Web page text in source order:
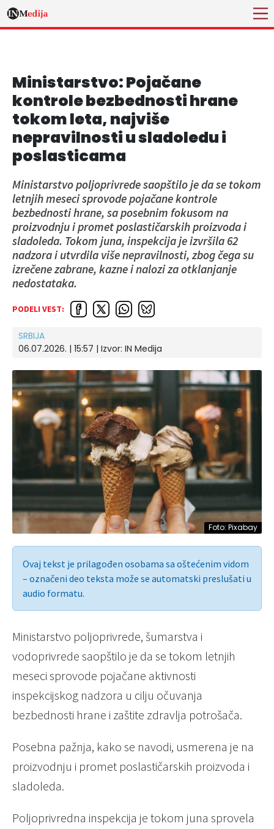
Ministarstvo: Pojačane
kontrole bezbednosti hrane
tokom leta, najviše
nepravilnosti u sladoledu i
poslasticama
Ministarstvo poljoprivrede saopštilo je da se tokom
letnjih meseci sprovode pojačane kontrole
bezbednosti hrane, sa posebnim fokusom na
proizvodnju i promet poslastičarskih proizvoda i
sladoleda. Tokom juna, inspekcija je izvršila 62
nadzora i utvrdila više nepravilnosti, zbog čega su
izrečene zabrane, kazne i nalozi za otklanjanje
nedostataka.
PODELI VEST:
SRBIJA
06.07.2026. | 15:57 | Izvor: IN Medija
Foto: Pixabay
Ovaj tekst je prilagođen osobama sa oštećenim vidom
– označeni deo teksta može se automatski preslušati u
audio formatu.
Ministarstvo poljoprivrede, šumarstva i
vodoprivrede saopštilo je da se tokom letnjih
meseci sprovode pojačane aktivnosti
inspekcijskog nadzora u cilju očuvanja
bezbednosti hrane i zaštite zdravlja potrošača.
Posebna pažnja, kako se navodi, usmerena je na
proizvodnju i promet poslastičarskih proizvoda i
sladoleda.
Poljoprivredna inspekcija je tokom juna sprovela